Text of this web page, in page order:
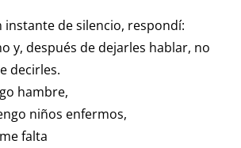
instante de silencio, respondí:
y, después de dejarles hablar, no
decirles.
hambre,
niños enfermos,
falta